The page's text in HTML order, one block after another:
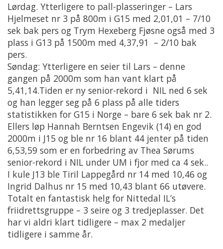
Lørdag. Ytterligere to pall-plasseringer – Lars
Hjelmeset nr 3 på 800m i G15 med 2,01,01 – 7/10
sek bak pers og Trym Hexeberg Fjøsne også med 3
plass i G13 på 1500m med 4,37,91 – 2/10 bak
pers.
Søndag: Ytterligere en seier til Lars – denne
gangen på 2000m som han vant klart på
5,41,14.Tiden er ny senior-rekord i NIL ned 6 sek
og han legger seg på 6 plass på alle tiders
statistikken for G15 i Norge – bare 6 sek bak nr 2.
Ellers løp Hannah Berntsen Engevik (14) en god
2000m i J15 og ble nr 16 blant 44 jenter på tiden
6,53,59 som er en forbedring av Thea Sørums
senior-rekord i NIL under UM i fjor med ca 4 sek..
I kule J13 ble Tiril Lappegård nr 14 med 10,46 og
Ingrid Dalhus nr 15 med 10,43 blant 66 utøvere.
Totalt en fantastisk helg for Nittedal IL’s
friidrettsgruppe – 3 seire og 3 tredjeplasser. Det
har vi aldri klart tidligere – max 2 medaljer
tidligere i samme år.